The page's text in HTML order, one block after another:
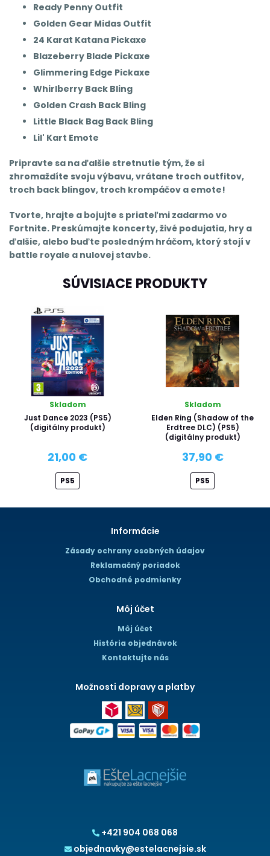
Ready Penny Outfit
Golden Gear Midas Outfit
24 Karat Katana Pickaxe
Blazeberry Blade Pickaxe
Glimmering Edge Pickaxe
Whirlberry Back Bling
Golden Crash Back Bling
Little Black Bag Back Bling
Lil' Kart Emote
Pripravte sa na ďalšie stretnutie tým, že si
zhromaždíte svoju výbavu, vrátane troch outfitov,
troch back blingov, troch krompáčov a emote!
Tvorte, hrajte a bojujte s priateľmi zadarmo vo
Fortnite. Preskúmajte koncerty, živé podujatia, hry a
ďalšie, alebo buďte posledným hráčom, ktorý stojí v
battle royale a nulovej stavbe.
SÚVISIACE PRODUKTY
Skladom
Just Dance 2023 (PS5)
(digitálny produkt)
21,00 €
PS5
Skladom
Elden Ring (Shadow of the
Erdtree DLC) (PS5)
(digitálny produkt)
37,90 €
PS5
+421 904 068 068
objednavky@estelacnejsie.sk
Informácie
Zásady ochrany osobných údajov
Reklamačný poriadok
Obchodné podmienky
Môj účet
Môj účet
História objednávok
Kontaktujte nás
Možnosti dopravy a platby